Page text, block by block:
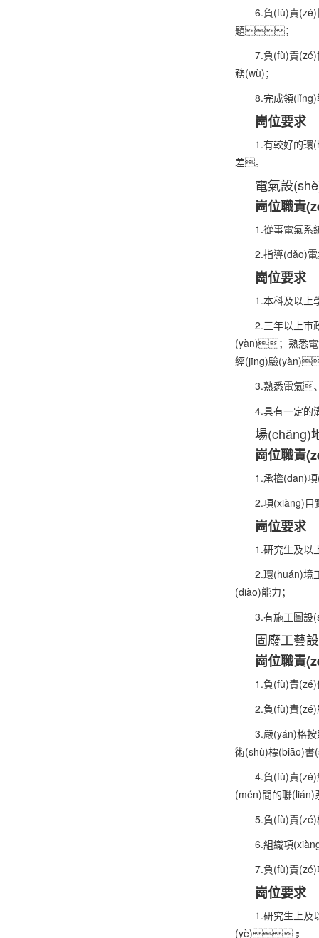
6.負(fù)責
題；
7.負(fù)責
務(wù)；
8.完成領
崗位要求
1.有較好的
差。
電氣設
崗位職責
1.從事電氣
2.指導(dǎo)
崗位要求
1.本科及以
2.三年以上
(yàn)；熟悉
經(jīng)驗
3.熟悉電氣
4.具有一定的
場(chǎng)
崗位職責
1.承擔(dān)
2.項(xiàng)
崗位要求
1.研究生及
2.環(huán)境
(diào)能力；
3.有施工圖設
固廢工藝
崗位職責
1.負(fù)責
2.負(fù)責
3.嚴(yán)格
術(shù)標(biāo)
4.負(fù)責
(mén)間的聯
5.負(fù)責
6.組織項
7.負(fù)責
崗位要求
1.研究生上
(yè)；